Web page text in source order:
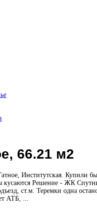
66.21 м2
Институтская. Купили бы
кусаются Решение - ЖК
ст.м. Теремки одна
АТБ, ...